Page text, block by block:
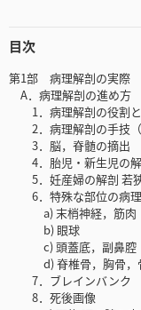
目次
第1部 病理解剖の実際
A．病理解剖の進め方
1．病理解剖の役割と
2．病理解剖の手技（
3．脳，脊髄の摘出
4．胎児・新生児の
5．妊産婦の解剖 若
6．特殊な部位の病
a) 末梢神経，筋肉
b) 眼球
c) 頭蓋底，副鼻腔
d) 脊椎骨，胸骨，
7．ブレインバンク
8．死後画像